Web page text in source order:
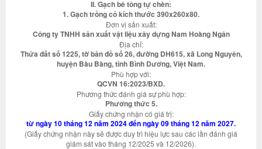
II. Gạch bê tông tự chèn:
1. Gạch trồng cỏ kích thước 390x260x80.
Đơn vị sản xuất:
Công ty TNHH sản xuất vật liệu xây dựng Nam Hoàng Ngân
Địa chỉ:
Thửa đất số 1225, tờ bản đồ số 26, đường DH615, xã Long Nguyên,
huyện Bàu Bàng, tỉnh Bình Dương, Việt Nam.
Phù hợp với:
QCVN 16:2023/BXD.
Phương thức đánh giá sự phù hợp:
Phương thức 5.
Giấy chứng nhận có giá trị:
từ ngày 10 tháng 12 năm 2024 đến ngày 09 tháng 12 năm 2027.
(Giấy chứng nhận này sẽ được duy trì hiệu lực sau các lần đánh giá
giám sát vào tháng 12/2025 và 12/2026).